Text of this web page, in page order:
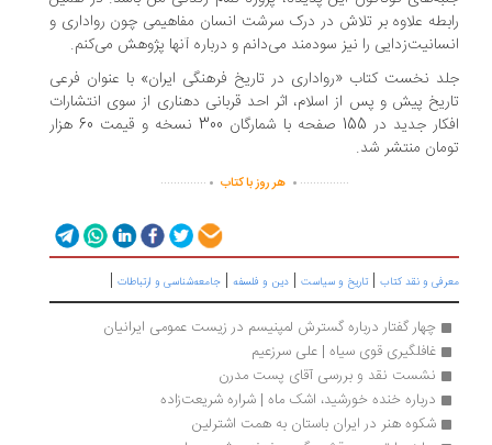
علاوه بر تلاش در درک سرشت انسان مفاهیمی چون رواداری و
را نیز سودمند می‌دانم و درباره آنها پژوهش می‌کنم.
نخست کتاب «رواداری در تاریخ فرهنگی ایران» با عنوان فرعی
پیش و پس از اسلام، اثر احد قربانی دهناری از سوی انتشارات
افکار جدید در 155 صفحه با شمارگان 300 نسخه و قیمت 60 هزار
منتشر شد.
...............
. هر روز با کتاب .
..............
و نقد کتاب|تاریخ و سیاست |دین و فلسفه|جامعه‌شناسی و ارتباطات |
چهار گفتار درباره گسترش لمپنیسم در زیست عمومی ایرانیان
غافلگیری قوی سیاه | علی سرزعیم
نشست نقد و بررسی آقای پست مدرن
درباره خنده‌ خورشید، اشک ماه | شراره شریعت‌زاده
شکوه هنر در ایران باستان به همت اشترلین